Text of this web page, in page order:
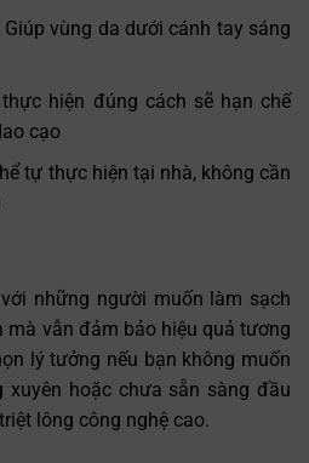
vùng da dưới cánh tay sáng
hiện đúng cách sẽ hạn chế
cạo
tự thực hiện tại nhà, không cần
những người muốn làm sạch
mà vẫn đảm bảo hiệu quả tương
lý tưởng nếu bạn không muốn
hoặc chưa sẵn sàng đầu
lông công nghệ cao.